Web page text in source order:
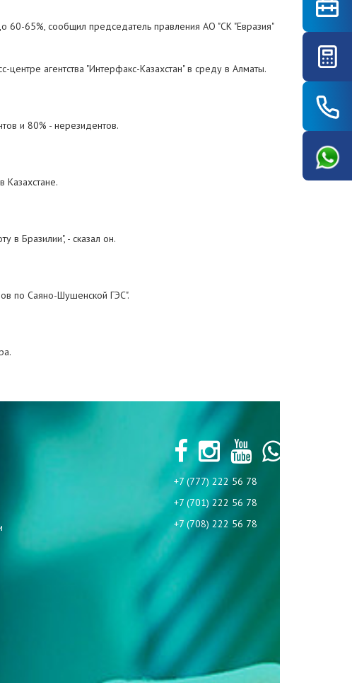
60-65%, сообщил председатель правления АО "СК "Евразия"
агентства "Интерфакс-Казахстан" в среду в Алматы.
и 80% - нерезидентов.
в Бразилии", - сказал он.
по Саяно-Шушенской ГЭС".
+7 (777) 222 56 78
+7 (701) 222 56 78
+7 (708) 222 56 78